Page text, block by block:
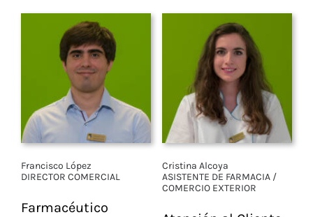
Herbolario
Francisco López
DIRECTOR COMERCIAL
Farmacéutico
Cristina Alcoya
ASISTENTE DE FARMACIA /
COMERCIO EXTERIOR